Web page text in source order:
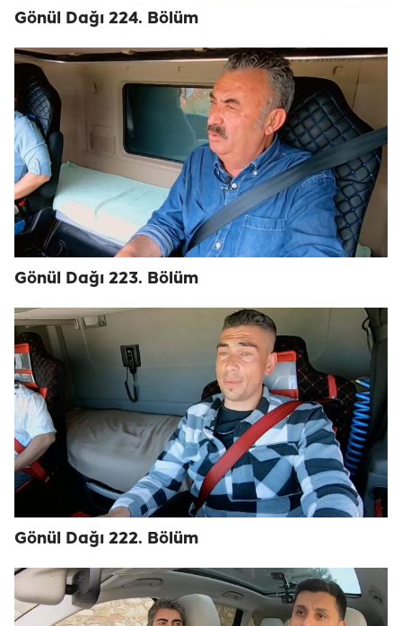
Gönül Dağı 224. Bölüm
Gönül Dağı 223. Bölüm
Gönül Dağı 222. Bölüm